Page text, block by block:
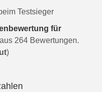
Testsieger
für
aus 264 Bewertungen.
)